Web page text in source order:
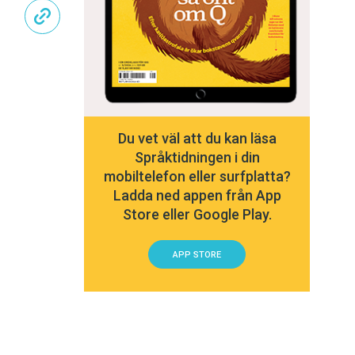
Du vet väl att du kan läsa
Språktidningen i din
mobiltelefon eller surfplatta?
Ladda ned appen från App
Store eller Google Play.
APP STORE